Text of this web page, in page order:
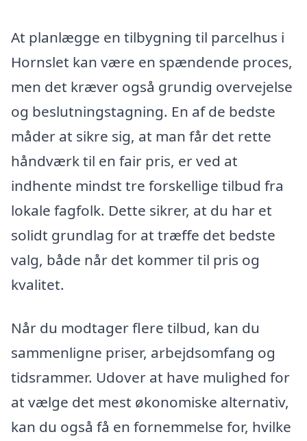
At planlægge en tilbygning til parcelhus i
Hornslet kan være en spændende proces,
men det kræver også grundig overvejelse
og beslutningstagning. En af de bedste
måder at sikre sig, at man får det rette
håndværk til en fair pris, er ved at
indhente mindst tre forskellige tilbud fra
lokale fagfolk. Dette sikrer, at du har et
solidt grundlag for at træffe det bedste
valg, både når det kommer til pris og
kvalitet.
Når du modtager flere tilbud, kan du
sammenligne priser, arbejdsomfang og
tidsrammer. Udover at have mulighed for
at vælge det mest økonomiske alternativ,
kan du også få en fornemmelse for, hvilke